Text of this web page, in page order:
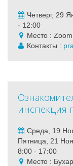
Четверг, 29
- 12:00
Место : Zoom
Контакты :
инспекция
Среда, 19
Пятница, 21
8:00 - 17:00
Место :